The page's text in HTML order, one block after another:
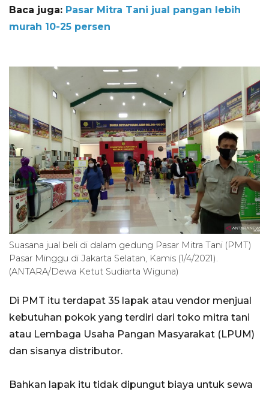
Baca juga: Pasar Mitra Tani jual pangan lebih
murah 10-25 persen
Suasana jual beli di dalam gedung Pasar Mitra Tani (PMT)
Pasar Minggu di Jakarta Selatan, Kamis (1/4/2021).
(ANTARA/Dewa Ketut Sudiarta Wiguna)
Di PMT itu terdapat 35 lapak atau vendor menjual
kebutuhan pokok yang terdiri dari toko mitra tani
atau Lembaga Usaha Pangan Masyarakat (LPUM)
dan sisanya distributor.
Bahkan lapak itu tidak dipungut biaya untuk sewa